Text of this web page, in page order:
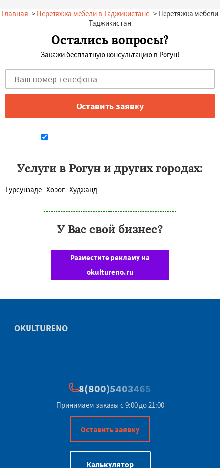
Главная -> Перетяжка мебели в Таджикистане-> Перетяжка мебели
Таджикистан
Остались вопросы?
Закажи бесплатную консультацию в Рогун!
Услуги в Рогун и других городах:
Турсунзаде Хорог Худжанд
У Вас свой бизнес?
Разместите рекламу на
okultureno.ru
OKULTURENO
8(800)5403465
Принимаем заказы с 9:00 до 21:00
Оставить заявку
Калькулятор